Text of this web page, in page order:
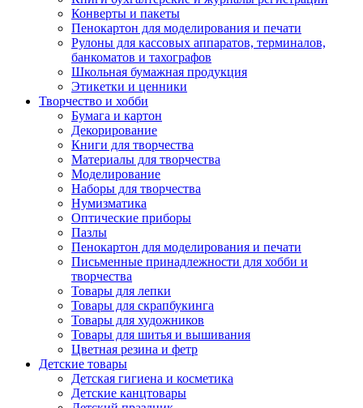
Конверты и пакеты
Пенокартон для моделирования и печати
Рулоны для кассовых аппаратов, терминалов,
банкоматов и тахографов
Школьная бумажная продукция
Этикетки и ценники
Творчество и хобби
Бумага и картон
Декорирование
Книги для творчества
Материалы для творчества
Моделирование
Наборы для творчества
Нумизматика
Оптические приборы
Пазлы
Пенокартон для моделирования и печати
Письменные принадлежности для хобби и
творчества
Товары для лепки
Товары для скрапбукинга
Товары для художников
Товары для шитья и вышивания
Цветная резина и фетр
Детские товары
Детская гигиена и косметика
Детские канцтовары